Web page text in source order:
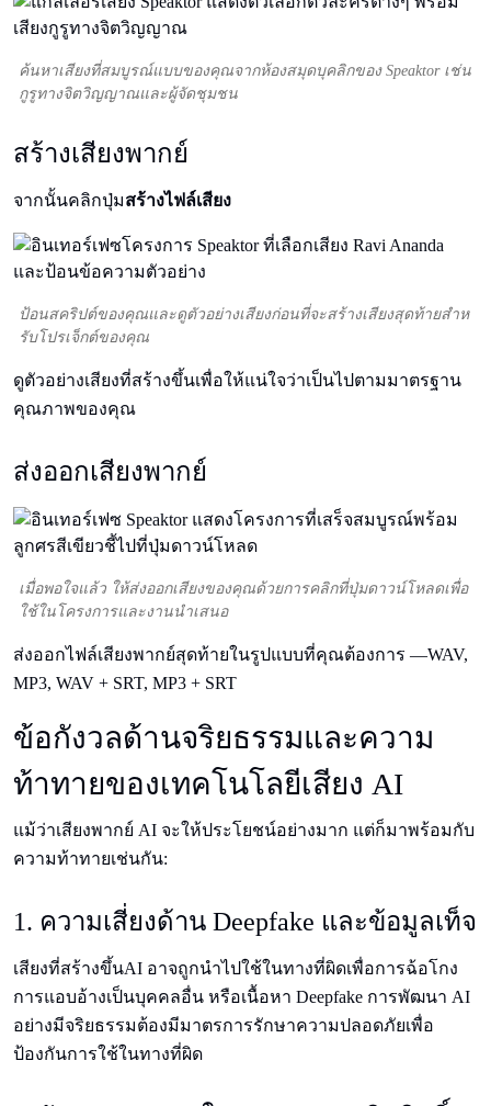
ค้นหาเสียงที่สมบูรณ์แบบของคุณจากห้องสมุดบุคลิกของ Speaktor เช่น
กูรูทางจิตวิญญาณและผู้จัดชุมชน
สร้างเสียงพากย์
จากนั้นคลิกปุ่มสร้างไฟล์เสียง
ป้อนสคริปต์ของคุณและดูตัวอย่างเสียงก่อนที่จะสร้างเสียงสุดท้ายสําห
รับโปรเจ็กต์ของคุณ
ดูตัวอย่างเสียงที่สร้างขึ้นเพื่อให้แน่ใจว่าเป็นไปตามมาตรฐาน
คุณภาพของคุณ
ส่งออกเสียงพากย์
เมื่อพอใจแล้ว ให้ส่งออกเสียงของคุณด้วยการคลิกที่ปุ่มดาวน์โหลดเพื่อ
ใช้ในโครงการและงานนําเสนอ
ส่งออกไฟล์เสียงพากย์สุดท้ายในรูปแบบที่คุณต้องการ —WAV,
MP3, WAV + SRT, MP3 + SRT
ข้อกังวลด้านจริยธรรมและความ
ท้าทายของเทคโนโลยีเสียง AI
แม้ว่าเสียงพากย์ AI จะให้ประโยชน์อย่างมาก แต่ก็มาพร้อมกับ
ความท้าทายเช่นกัน:
1. ความเสี่ยงด้าน Deepfake และข้อมูลเท็จ
เสียงที่สร้างขึ้นAI อาจถูกนําไปใช้ในทางที่ผิดเพื่อการฉ้อโกง
การแอบอ้างเป็นบุคคลอื่น หรือเนื้อหา Deepfake การพัฒนา AI
อย่างมีจริยธรรมต้องมีมาตรการรักษาความปลอดภัยเพื่อ
ป้องกันการใช้ในทางที่ผิด